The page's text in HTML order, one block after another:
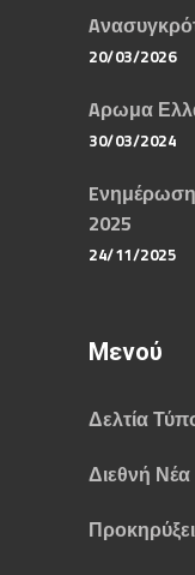
20/03/2026
Aρωμα
30/03/2024
Eνημέρωση
2025
24/11/2025
Μενού
Δελτία
Διεθνή Νέα